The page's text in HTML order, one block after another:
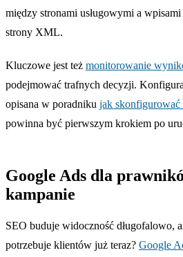
między stronami usługowymi a
strony XML.
Kluczowe jest też monitorowanie
podejmować trafnych decyzji.
opisana w poradniku jak
powinna być pierwszym krokiem po
Google Ads dla
kampanie
SEO buduje widoczność długofalowo,
potrzebuje klientów już teraz? Google